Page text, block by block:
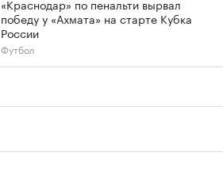
«Краснодар» по пенальти вырвал
победу у «Ахмата» на старте Кубка
России
Футбол